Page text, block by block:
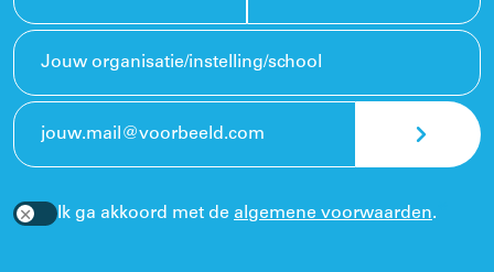
Ik ga akkoord met de algemene voorwaarden.